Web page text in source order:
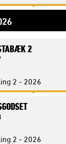
2
2 - 2026
2 - 2026